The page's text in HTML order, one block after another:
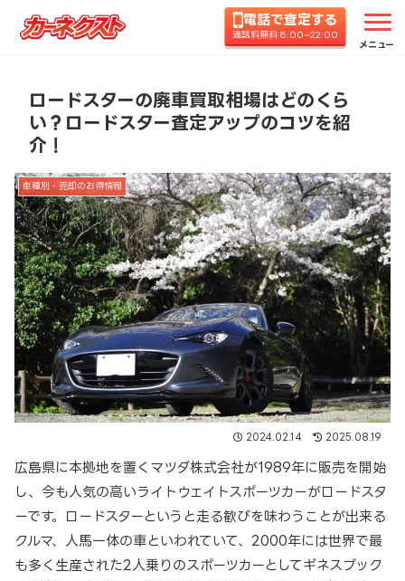
電話で査定する
通話料無料 8:00~22:00
メニュー
ホーム コラムTOP 車種別・売却のお得情報 ロ
ロードスターの廃車買取相場はどのくら
い？ロードスター査定アップのコツを紹
介！
車種別・売却のお得情報
2024.02.14 2025.08.19
広島県に本拠地を置くマツダ株式会社が1989年に販売を開始
し、今も人気の高いライトウェイトスポーツカーがロードスタ
ーです。ロードスターというと走る歓びを味わうことが出来る
クルマ、人馬一体の車といわれていて、2000年には世界で最
も多く生産された2人乗りのスポーツカーとしてギネスブック